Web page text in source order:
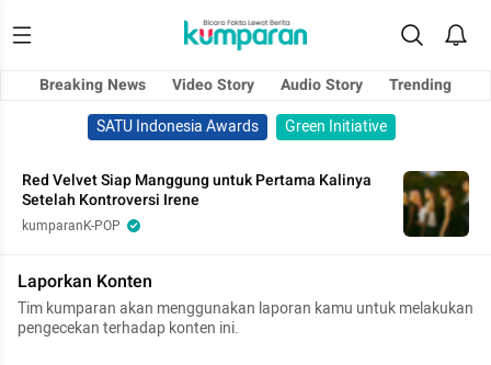
Breaking News Video Story Audio Story
Trending
SATU Indonesia Awards
Green Initiative
Red Velvet Siap Manggung untuk Pertama Kalinya
Setelah Kontroversi Irene
kumparanK-POP
Laporkan Konten
Tim kumparan akan menggunakan laporan kamu untuk melakukan
pengecekan terhadap konten ini.